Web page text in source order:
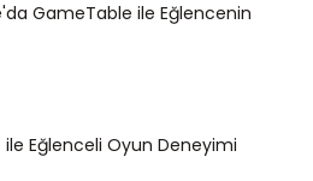
GameTable ile Eğlencenin
Eğlenceli Oyun Deneyimi